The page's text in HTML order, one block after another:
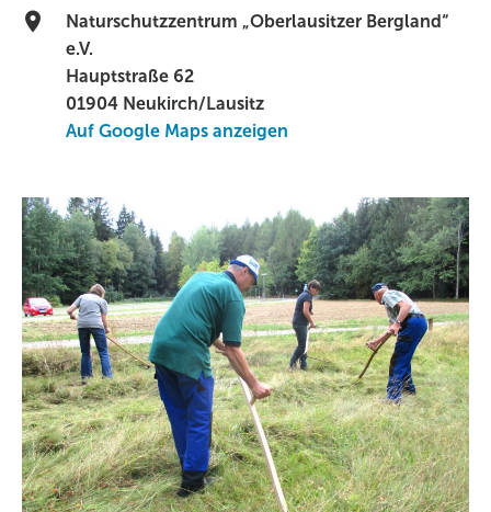
Naturschutzzentrum „Oberlausitzer Bergland“
e.V.
Hauptstraße 62
01904 Neukirch/Lausitz
Auf Google Maps anzeigen